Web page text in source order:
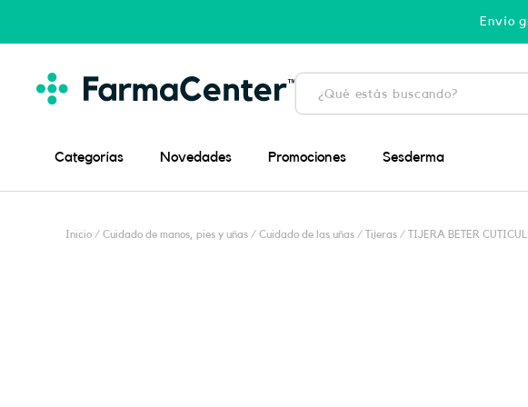
Envío
Búsqueda
productos
Categorías Novedades Promociones Sesderma
Inicio / Cuidado de manos, pies y uñas / Cuidado de las uñas / Tijeras / TIJERA BETER